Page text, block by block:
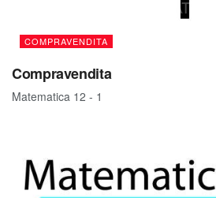
COMPRAVENDITA
Compravendita
Matematica 12 - 1